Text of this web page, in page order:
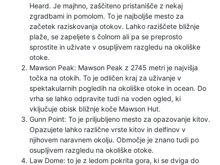
Heard. Je majhno, zaščiteno pristanišče z nekaj
zgradbami in pomolom. To je najboljše mesto za
začetek raziskovanja otokov. Lahko raziščete bližnje
plaže, se zapeljete s čolnom ali pa se preprosto
sprostite in uživate v osupljivem razgledu na okoliške
otoke.
Mawson Peak: Mawson Peak z 2745 metri je najvišja
točka na otokih. To je odličen kraj za uživanje v
spektakularnih pogledih na okoliške otoke in ocean. Do
vrha se lahko odpravite tudi na voden ogled, ki
vključuje obisk bližnje koče Mawson Hut.
Gunn Point: To je priljubljeno mesto za opazovanje kitov.
Opazujete lahko različne vrste kitov in delfinov v
njihovem naravnem okolju. Območje je znano tudi po
osupljivem razgledu na okoliške otoke.
Law Dome: to je z ledom pokrita gora, ki se dviga do